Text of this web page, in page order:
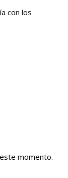
con los
momento.